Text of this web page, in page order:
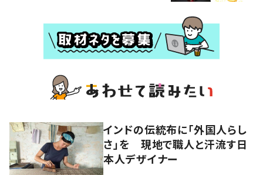
インドの伝統布に「外国人らし
さ」を 現地で職人と汗流す日
本人デザイナー